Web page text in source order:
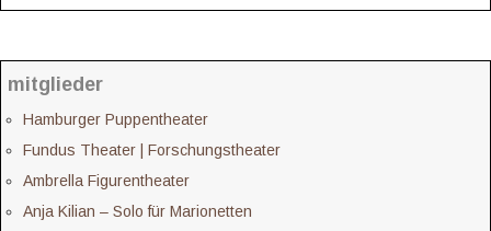
mitglieder
Hamburger Puppentheater
Fundus Theater | Forschungstheater
Ambrella Figurentheater
Anja Kilian – Solo für Marionetten